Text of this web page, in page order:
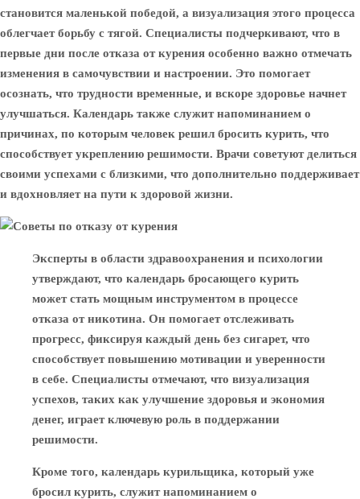
становится маленькой победой, а визуализация этого процесса
облегчает борьбу с тягой. Специалисты подчеркивают, что в
первые дни после отказа от курения особенно важно отмечать
изменения в самочувствии и настроении. Это помогает
осознать, что трудности временные, и вскоре здоровье начнет
улучшаться. Календарь также служит напоминанием о
причинах, по которым человек решил бросить курить, что
способствует укреплению решимости. Врачи советуют делиться
своими успехами с близкими, что дополнительно поддерживает
и вдохновляет на пути к здоровой жизни.
Эксперты в области здравоохранения и психологии
утверждают, что календарь бросающего курить
может стать мощным инструментом в процессе
отказа от никотина. Он помогает отслеживать
прогресс, фиксируя каждый день без сигарет, что
способствует повышению мотивации и уверенности
в себе. Специалисты отмечают, что визуализация
успехов, таких как улучшение здоровья и экономия
денег, играет ключевую роль в поддержании
решимости.
Кроме того, календарь курильщика, который уже
бросил курить, служит напоминанием о